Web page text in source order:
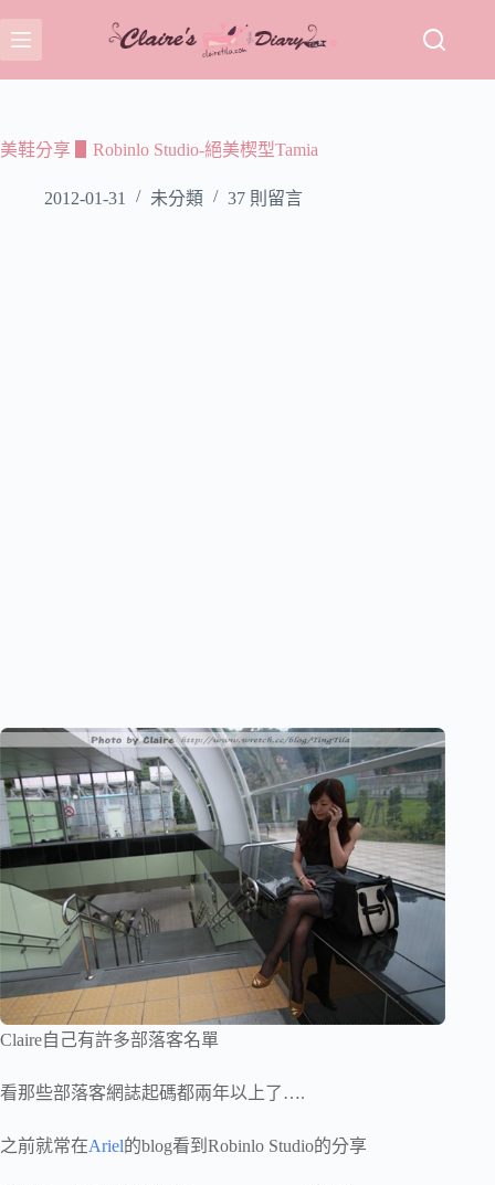
至
主
容
美鞋分享 ▋Robinlo Studio-絕美楔型Tamia
2012-01-31 未分類 37 則留言
Claire自己有許多部落客名單
看那些部落客網誌起碼都兩年以上了….
之前就常在Ariel的blog看到Robinlo Studio的分享